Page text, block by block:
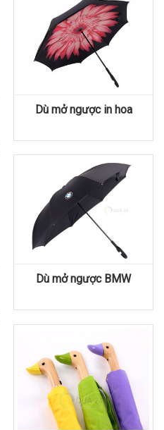
Dù mở ngược in hoa
Dù mở ngược BMW